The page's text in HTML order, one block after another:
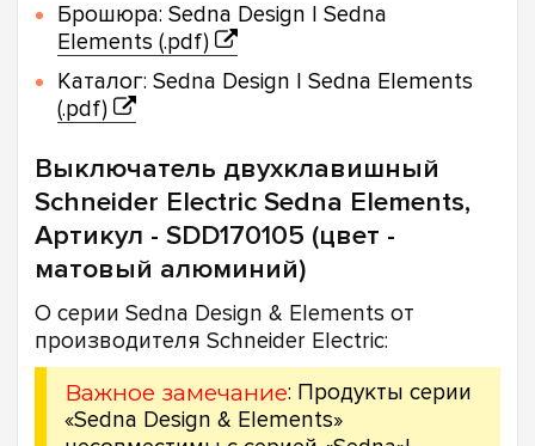
Брошюра: Sedna Design | Sedna
Elements (.pdf)
Каталог: Sedna Design | Sedna Elements
(.pdf)
Выключатель двухклавишный
Schneider Electric Sedna Elements,
Артикул - SDD170105 (цвет -
матовый алюминий)
О серии Sedna Design & Elements от
производителя Schneider Electric:
Важное замечание: Продукты серии
«Sedna Design & Elements»